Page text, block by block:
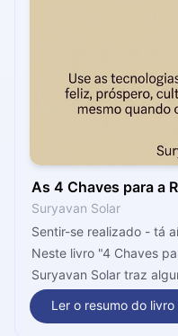
As 4 Chaves para a
Suryavan Solar
Sentir-se realizado - tá
Neste livro "4 Chaves
Suryavan Solar traz
mas também sentir-se
está hoje. Afinal de
Ler o resumo do livro